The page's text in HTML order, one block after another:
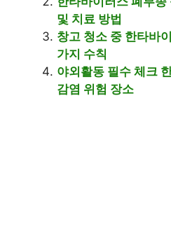
및 치료 방법
창고 청소 중 한타바
가지 수칙
야외활동 필수 체크
감염 위험 장소